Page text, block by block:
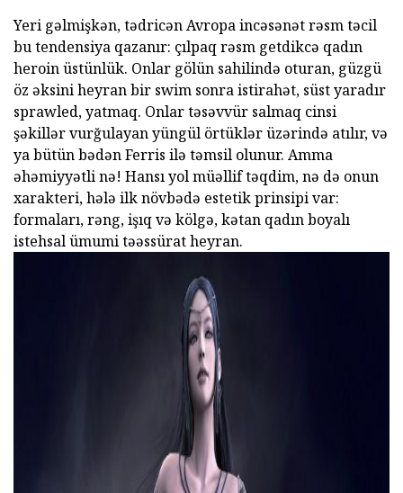
Yeri gəlmişkən, tədricən Avropa incəsənət rəsm təcil
bu tendensiya qazanır: çılpaq rəsm getdikcə qadın
heroin üstünlük. Onlar gölün sahilində oturan, güzgü
öz əksini heyran bir swim sonra istirahət, süst yaradır
sprawled, yatmaq. Onlar təsəvvür salmaq cinsi
şəkillər vurğulayan yüngül örtüklər üzərində atılır, və
ya bütün bədən Ferris ilə təmsil olunur. Amma
əhəmiyyətli nə! Hansı yol müəllif təqdim, nə də onun
xarakteri, hələ ilk növbədə estetik prinsipi var:
formaları, rəng, işıq və kölgə, kətan qadın boyalı
istehsal ümumi təəssürat heyran.